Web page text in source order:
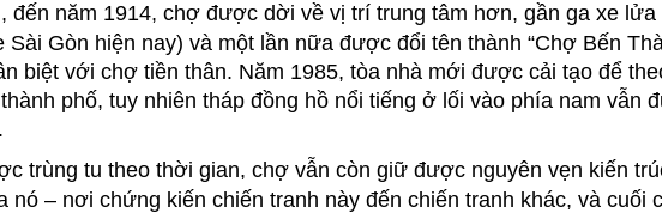
đến năm 1914, chợ được dời về vị trí trung tâm hơn, gần ga xe lửa
Sài Gòn hiện nay) và một lần nữa được đổi tên thành “Chợ Bến
biệt với chợ tiền thân. Năm 1985, tòa nhà mới được cải tạo để
phố, tuy nhiên tháp đồng hồ nổi tiếng ở lối vào phía nam vẫn
trùng tu theo thời gian, chợ vẫn còn giữ được nguyên vẹn kiến
nó – nơi chứng kiến ​​chiến tranh này đến chiến tranh khác, và cuối